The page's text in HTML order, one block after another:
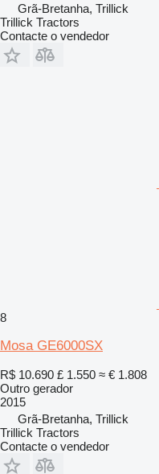
Grã-Bretanha, Trillick
Trillick Tractors
Contacte o vendedor
8
Mosa GE6000SX
R$ 10.690 £ 1.550 ≈ € 1.808
Outro gerador
2015
Grã-Bretanha, Trillick
Trillick Tractors
Contacte o vendedor